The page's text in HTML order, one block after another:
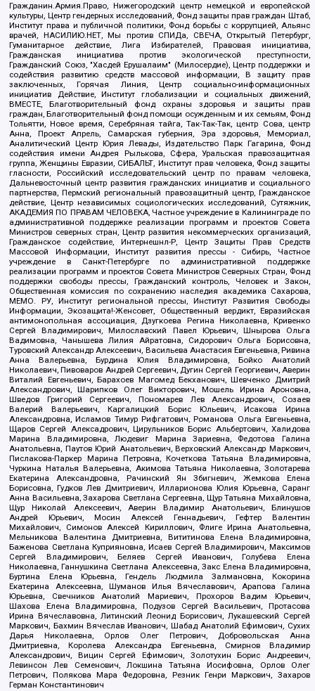
Гражданин.Армия.Право, Нижегородский центр немецкой и европейской
культуры, Центр гендерных исследований, Фонд защиты прав граждан Штаб,
Институт права и публичной политики, Фонд борьбы с коррупцией, Альянс
врачей, НАСИЛИЮ.НЕТ, Мы против СПИДа, СВЕЧА, Открытый Петербург,
Гуманитарное действие, Лига Избирателей, Правовая инициатива,
Гражданская инициатива против экологической преступности,
Гражданский Союз, "Хасдей Ерушалаим" (Милосердие), Центр поддержки и
содействия развитию средств массовой информации, В защиту прав
заключенных, Горячая Линия, Центр социально-информационных
инициатив Действие, Институт глобализации и социальных движений,
ВМЕСТЕ, Благотворительный фонд охраны здоровья и защиты прав
граждан, Благотворительный фонд помощи осужденным и их семьям, Фонд
Тольятти, Новое время, Серебряная тайга, Так-Так-Так, центр Сова, центр
Анна, Проект Апрель, Самарская губерния, Эра здоровья, Мемориал,
Аналитический Центр Юрия Левады, Издательство Парк Гагарина, Фонд
содействия имени Андрея Рылькова, Сфера, Уральская правозащитная
группа, Женщины Евразии, СИБАЛЬТ, Институт прав человека, Фонд защиты
гласности, Российский исследовательский центр по правам человека,
Дальневосточный центр развития гражданских инициатив и социального
партнерства, Пермский региональный правозащитный центр, Гражданское
действие, Центр независимых социологических исследований, Сутяжник,
АКАДЕМИЯ ПО ПРАВАМ ЧЕЛОВЕКА, Частное учреждение в Калининграде по
административной поддержке реализации программ и проектов Совета
Министров северных стран, Центр развития некоммерческих организаций,
Гражданское содействие, Интернешнл-Р, Центр Защиты Прав Средств
Массовой Информации, Институт развития прессы - Сибирь, Частное
учреждение в Санкт-Петербурге по административной поддержке
реализации программ и проектов Совета Министров Северных Стран, Фонд
поддержки свободы прессы, Гражданский контроль, Человек и Закон,
Общественная комиссия по сохранению наследия академика Сахарова,
МЕМО. РУ, Институт региональной прессы, Институт Развития Свободы
Информации, Экозащита!-Женсовет, Общественный вердикт, Евразийская
антимонопольная ассоциация, Дзугкоева Регина Николаевна, Кривенко
Сергей Владимирович, Милославский Павел Юрьевич, Шнырова Ольга
Вадимовна, Чанышева Лилия Айратовна, Сидорович Ольга Борисовна,
Туровский Александр Алексеевич, Васильева Анастасия Евгеньевна, Ривина
Анна Валерьевна, Бурдина Юлия Владимировна, Бойко Анатолий
Николаевич, Пивоваров Андрей Сергеевич, Дугин Сергей Георгиевич, Аверин
Виталий Евгеньевич, Барахоев Магомед Бекханович, Шевченко Дмитрий
Александрович, Шарипков Олег Викторович, Мошель Ирина Ароновна,
Шведов Григорий Сергеевич, Пономарев Лев Александрович, Созаев
Валерий Валерьевич, Каргалицкий Борис Юльевич, Исакова Ирина
Александровна, Исламов Тимур Рифгатович, Романова Ольга Евгеньевна,
Щаров Сергей Алексадрович, Цирульников Борис Альбертович, Халидова
Марина Владимировна, Людевиг Марина Зариевна, Федотова Галина
Анатольевна, Паутов Юрий Анатольевич, Верховский Александр Маркович,
Пислакова-Паркер Марина Петровна, Кочеткова Татьяна Владимировна,
Чуркина Наталья Валерьевна, Акимова Татьяна Николаевна, Золотарева
Екатерина Александровна, Рачинский Ян Збигневич, Жемкова Елена
Борисовна, Гудков Лев Дмитриевич, Илларионова Юлия Юрьевна, Саранг
Анна Васильевна, Захарова Светлана Сергеевна, Щур Татьяна Михайловна,
Щур Николай Алексеевич, Аверин Владимир Анатольевич, Блинушов
Андрей Юрьевич, Мосин Алексей Геннадьевич, Гефтер Валентин
Михайлович, Симонов Алексей Кириллович, Флиге Ирина Анатольевна,
Мельникова Валентина Дмитриевна, Вититинова Елена Владимировна,
Баженова Светлана Куприяновна, Исаев Сергей Владимирович, Максимов
Сергей Владимирович, Беляев Сергей Иванович, Голубева Елена
Николаевна, Ганнушкина Светлана Алексеевна, Закс Елена Владимировна,
Буртина Елена Юрьевна, Гендель Людмила Залмановна, Кокорина
Екатерина Алексеевна, Шуманов Илья Вячеславович, Арапова Галина
Юрьевна, Свечников Анатолий Мариевич, Прохоров Вадим Юрьевич,
Шахова Елена Владимировна, Подузов Сергей Васильевич, Протасова
Ирина Вячеславовна, Литинский Леонид Борисович, Лукашевский Сергей
Маркович, Бахмин Вячеслав Иванович, Шабад Анатолий Ефимович, Сухих
Дарья Николаевна, Орлов Олег Петрович, Добровольская Анна
Дмитриевна, Королева Александра Евгеньевна, Смирнов Владимир
Александрович, Вицин Сергей Ефимович, Золотухин Борис Андреевич,
Левинсон Лев Семенович, Локшина Татьяна Иосифовна, Орлов Олег
Петрович, Полякова Мара Федоровна, Резник Генри Маркович, Захаров
Герман Константинович